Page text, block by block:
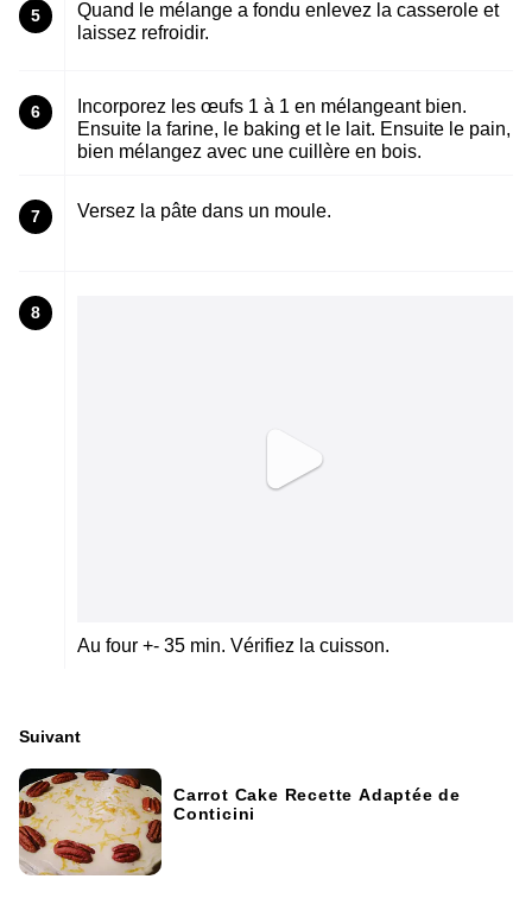
5
Quand le mélange a fondu enlevez la casserole et
laissez refroidir.
6
Incorporez les œufs 1 à 1 en mélangeant bien.
Ensuite la farine, le baking et le lait. Ensuite le pain,
bien mélangez avec une cuillère en bois.
7 Versez la pâte dans un moule.
8
Au four +- 35 min. Vérifiez la cuisson.
Suivant
Carrot Cake Recette Adaptée de
Conticini